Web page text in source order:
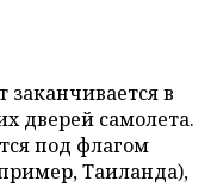
в
дверей самолета.
под флагом
Таиланда),